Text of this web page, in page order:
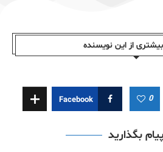
از این نویسندە
0
Facebook
پیام بگذارید